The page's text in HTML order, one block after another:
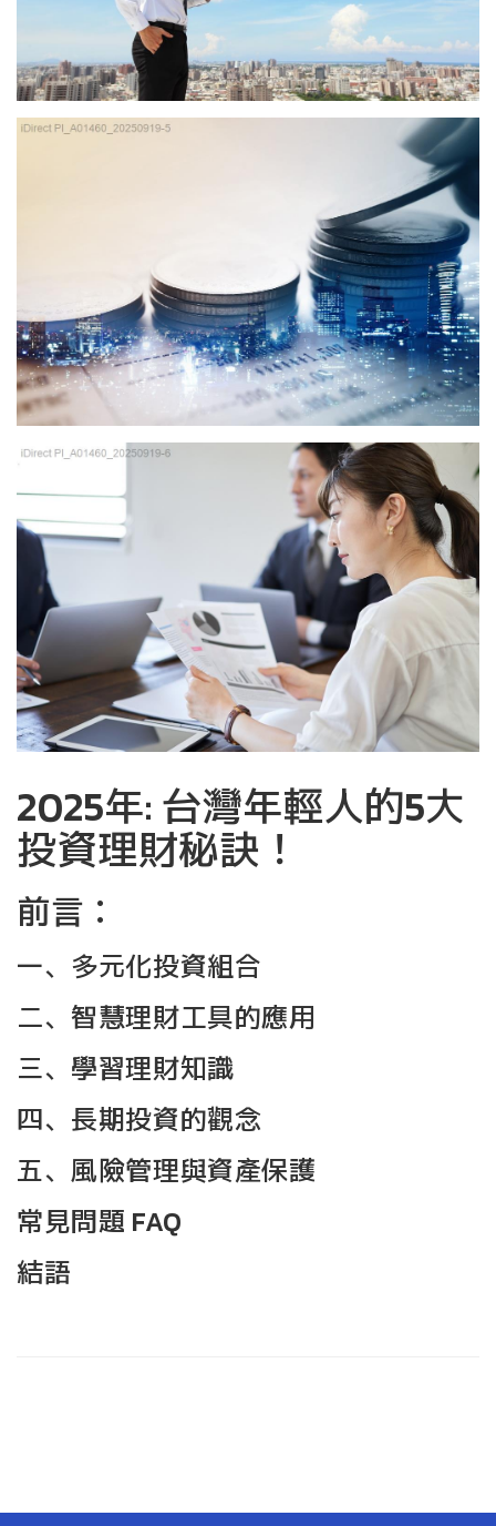
2025年: 台灣年輕人的5大
投資理財秘訣！
前言：
一、多元化投資組合
二、智慧理財工具的應用
三、學習理財知識
四、長期投資的觀念
五、風險管理與資產保護
常見問題 FAQ
結語